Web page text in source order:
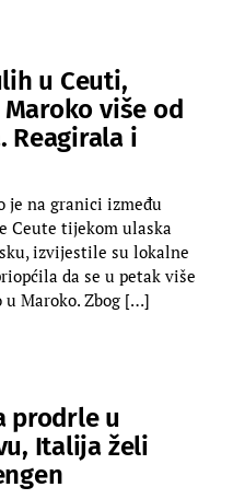
u Ceuti,
više od
Reagirala i
je na granici između
Ceute tijekom ulaska
izvijestile su lokalne
da se u petak više
Maroko. Zbog […]
prodrle u
Italija želi